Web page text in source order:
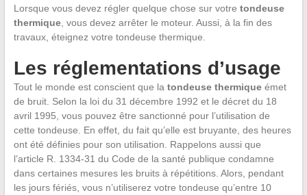
Lorsque vous devez régler quelque chose sur votre tondeuse
thermique, vous devez arrêter le moteur. Aussi, à la fin des
travaux, éteignez votre tondeuse thermique.
Les réglementations d’usage
Tout le monde est conscient que la tondeuse thermiqueémet
de bruit. Selon la loi du 31 décembre 1992 et le décret du 18
avril 1995, vous pouvez être sanctionné pour l’utilisation de
cette tondeuse. En effet, du fait qu’elle est bruyante, des heures
ont été définies pour son utilisation. Rappelons aussi que
l’article R. 1334-31 du Code de la santé publique condamne
dans certaines mesures les bruits à répétitions. Alors, pendant
les jours fériés, vous n’utiliserez votre tondeuse qu’entre 10